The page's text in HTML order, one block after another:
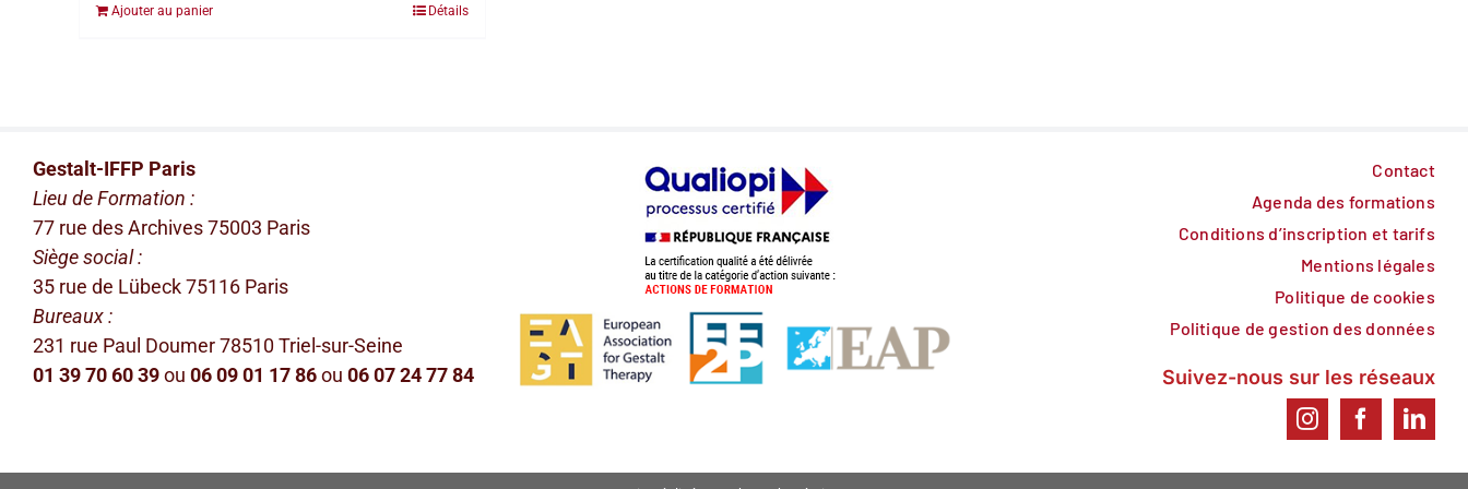
Ajouter au panier Détails
Gestalt-IFFP Paris
Lieu de Formation :
77 rue des Archives 75003 Paris
Siège social :
35 rue de Lübeck 75116 Paris
Bureaux :
231 rue Paul Doumer 78510 Triel-sur-Seine
01 39 70 60 39ou 06 09 01 17 86ou 06 07 24 77 84
Contact
Agenda des formations
Conditions d’inscription et tarifs
Mentions légales
Politique de cookies
Politique de gestion des données
Suivez-nous sur les réseaux